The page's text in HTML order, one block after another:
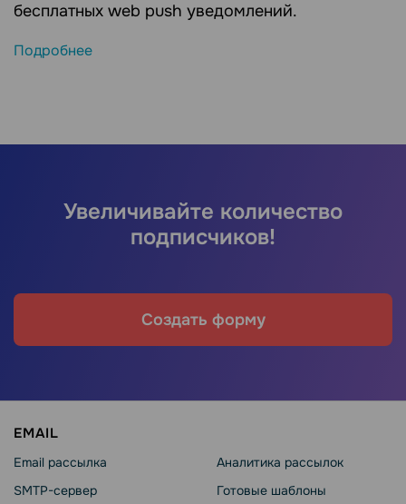
бесплатных web push уведомлений.
Подробнее
Увеличивайте количество
подписчиков!
Создать форму
EMAIL
Email рассылка
SMTP-сервер
Аналитика рассылок
Готовые шаблоны